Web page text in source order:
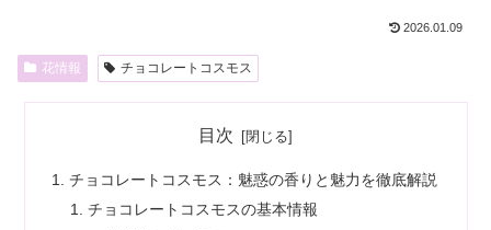
2026.01.09
花情報 チョコレートコスモス
目次
チョコレートコスモス：魅惑の香りと魅力を徹底解説
チョコレートコスモスの基本情報